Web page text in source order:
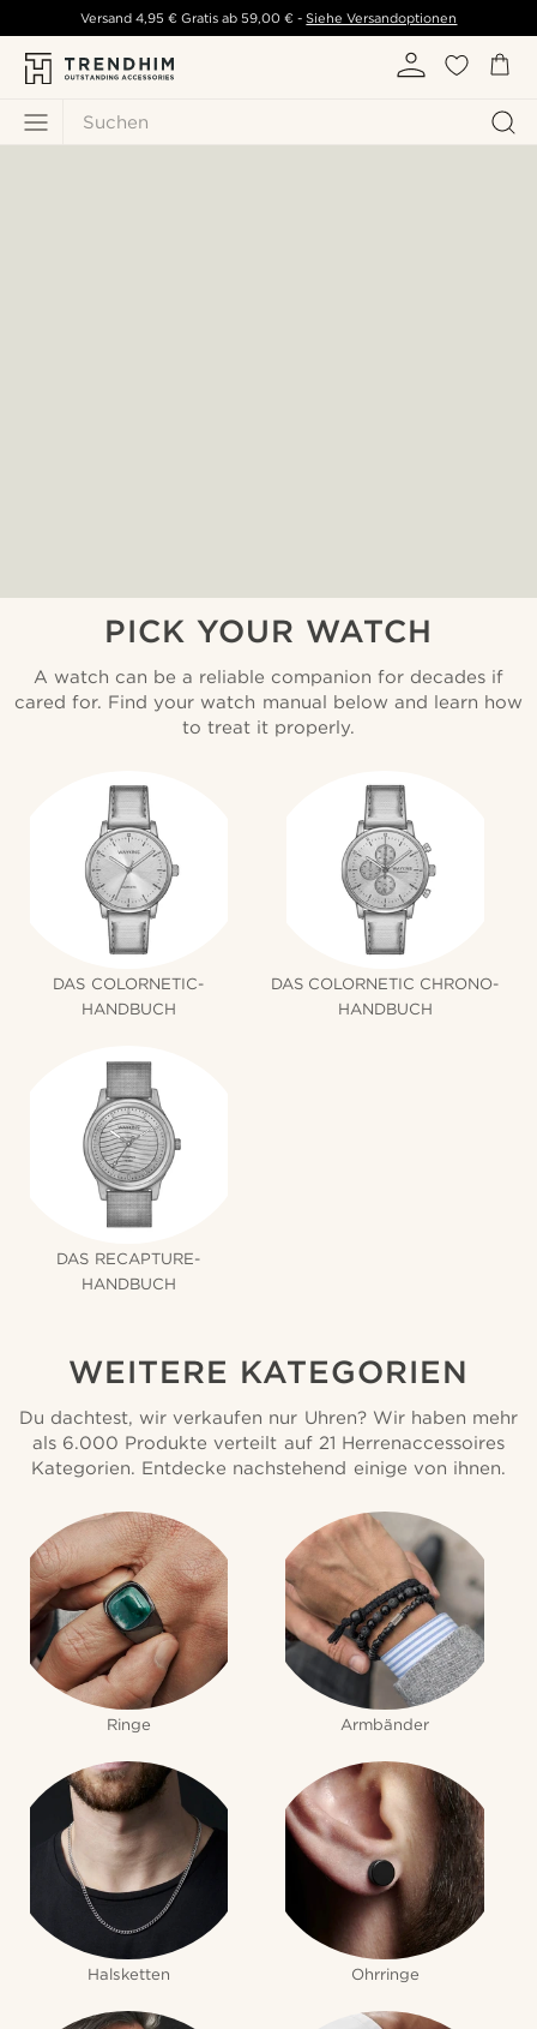
Suchen
Versand 4,95 € Gratis ab 59,00 € - Siehe Versandoptionen
PICK YOUR WATCH
A watch can be a reliable companion for decades if
cared for. Find your watch manual below and learn how
to treat it properly.
DAS COLORNETIC-
HANDBUCH
DAS COLORNETIC CHRONO-
HANDBUCH
DAS RECAPTURE-
HANDBUCH
WEITERE KATEGORIEN
Du dachtest, wir verkaufen nur Uhren? Wir haben mehr
als 6.000 Produkte verteilt auf 21 Herrenaccessoires
Kategorien. Entdecke nachstehend einige von ihnen.
Ringe Armbänder
Halsketten Ohrringe